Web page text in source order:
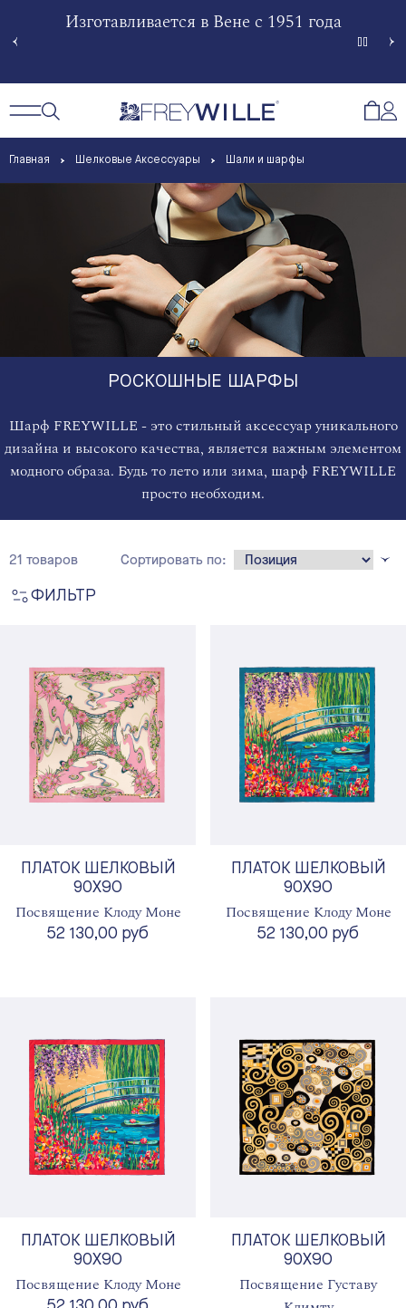
Изготавливается в Вене с 1951 года
Открыть / Закрыть навигацию
Открытый поиск
Главная Шелковые Аксессуары Шали и шарфы
РОСКОШНЫЕ ШАРФЫ
Шарф FREYWILLE - это стильный аксеcсуар уникального
дизайна и высокого качества, является важным элементом
модного образа. Будь то лето или зима, шарф FREYWILLE
просто необходим.
ФИЛЬТР
ПЛАТОК ШЕЛКОВЫЙ
90X90
Посвящение Клоду Моне
52 130,00 руб
ПЛАТОК ШЕЛКОВЫЙ
90X90
Посвящение Клоду Моне
52 130,00 руб
ПЛАТОК ШЕЛКОВЫЙ
90X90
Посвящение Клоду Моне
ПЛАТОК ШЕЛКОВЫЙ
90X90
Посвящение Густаву
21 товаров Сортировать по: